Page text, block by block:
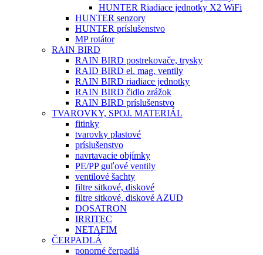
HUNTER Riadiace jednotky X2 WiFi
HUNTER senzory
HUNTER príslušenstvo
MP rotátor
RAIN BIRD
RAIN BIRD postrekovače, trysky
RAID BIRD el. mag. ventily
RAIN BIRD riadiace jednotky
RAIN BIRD čidlo zrážok
RAIN BIRD príslušenstvo
TVAROVKY, SPOJ. MATERIÁL
fitinky
tvarovky plastové
príslušenstvo
navrtavacie objímky
PE/PP guľové ventily
ventilové šachty
filtre sitkové, diskové
filtre sitkové, diskové AZUD
DOSATRON
IRRITEC
NETAFIM
ČERPADLÁ
ponorné čerpadlá